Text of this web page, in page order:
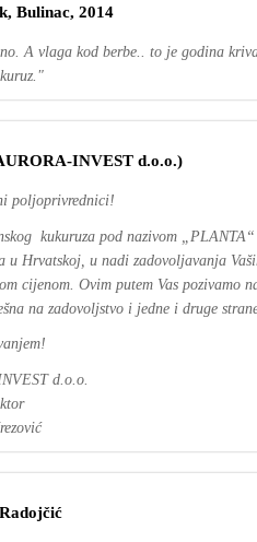
Bulinac, 2014
A vlaga kod berbe.. to je godina
INVEST d.o.o.)
poljoprivrednici!
kukuruza pod nazivom „PLANTA“
Hrvatskoj, u nadi zadovoljavanja
cijenom. Ovim putem Vas pozivamo
na zadovoljstvo i jedne i druge
d.o.o.